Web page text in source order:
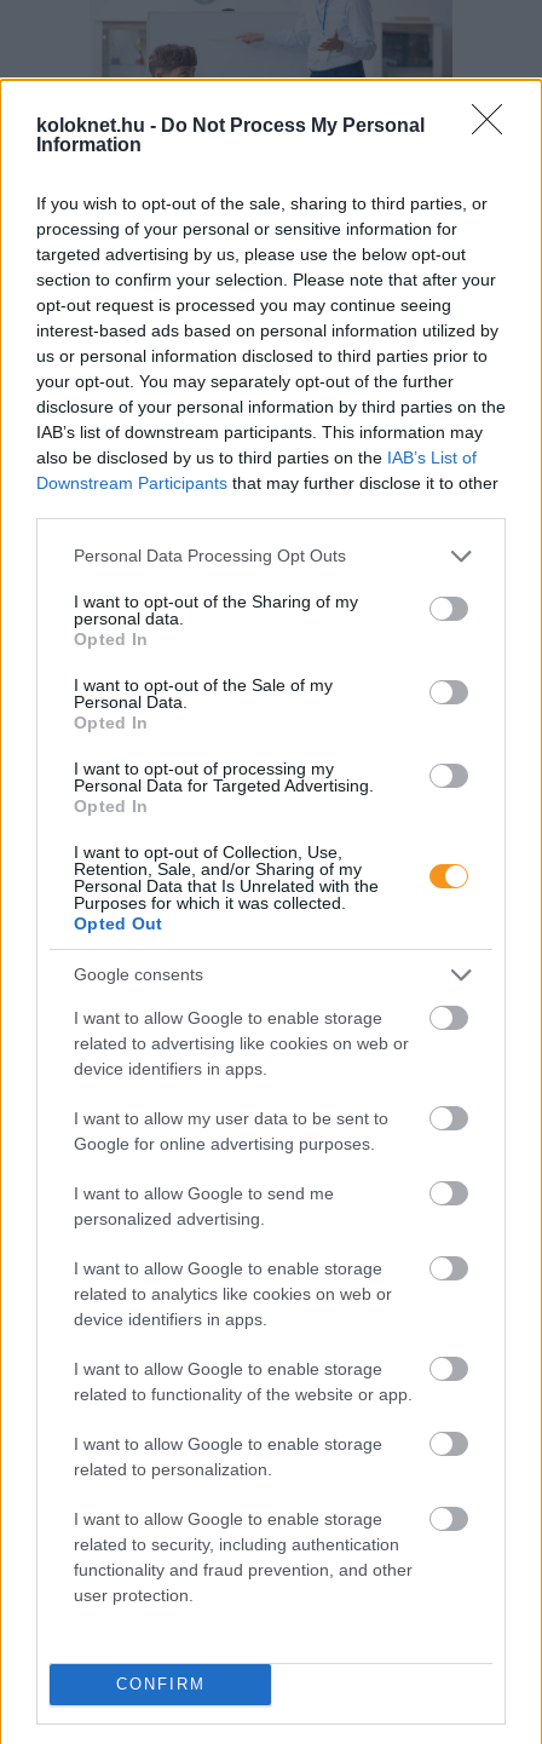
koloknet.hu - Do Not Process My Personal
Information
If you wish to opt-out of the sale, sharing to third parties, or
processing of your personal or sensitive information for
targeted advertising by us, please use the below opt-out
section to confirm your selection. Please note that after your
opt-out request is processed you may continue seeing
interest-based ads based on personal information utilized by
us or personal information disclosed to third parties prior to
your opt-out. You may separately opt-out of the further
disclosure of your personal information by third parties on the
IAB’s list of downstream participants. This information may
also be disclosed by us to third parties on the IAB’s List of
Downstream Participants that may further disclose it to other
Please note that this website/app uses one or more Google
not limited to your visit or usage behaviour. You may click to
grant or deny consent to Google and its third-party tags to
use your data for below specified purposes in below Google
consent section.
Personal Data Processing Opt Outs
I want to opt-out of the Sharing of my
personal data.
Opted In
I want to opt-out of the Sale of my
Personal Data.
Opted In
I want to opt-out of processing my
Personal Data for Targeted Advertising.
Opted In
I want to opt-out of Collection, Use,
Retention, Sale, and/or Sharing of my
Personal Data that Is Unrelated with the
Purposes for which it was collected.
Opted Out
Google consents
I want to allow Google to enable storage
related to advertising like cookies on web or
device identifiers in apps.
I want to allow my user data to be sent to
Google for online advertising purposes.
I want to allow Google to send me
personalized advertising.
I want to allow Google to enable storage
related to analytics like cookies on web or
device identifiers in apps.
I want to allow Google to enable storage
related to functionality of the website or app.
I want to allow Google to enable storage
related to personalization.
I want to allow Google to enable storage
related to security, including authentication
functionality and fraud prevention, and other
user protection.
CONFIRM
A szülők sokfélék, de abban legtöbben
egyetértenek: nem szeretnék, ha a tanár kiabálna
gyermekükkel az iskolában. Ám ha egy
pedagógusnak egyszerre több, mint húsz
gyermeket kell fegyelmeznie, segítség és korszerű
módszertani eszköztár nélkül könnyen
eszköztelennek érezheti magát, ennek pedig
gyakran a kiabálás a következménye.
Erre (is) kínál megoldást aPozitív Fegyelmezés az
módszertana, amelyet az elmúlt két
évben egy Erasmus+ partnerségi projekt keretében
próbáltak ki hat európai ország iskoláiban, a makói
Szignum Iskola
vezetésével.
Pelusos gyerek az oviban: Minden
pelenkás gyermeket fogadni? Milyen higiénés
szabályokat kötelező betartani a pelenkázó
helyiségben? Mi a helyzet az sni-s pelenkás
gyermekekkel, akiknél gyakrabban előfordulhat,
hogy a szobatisztasági gondok még fokozottabb
Folyton öntöget, gyúr és tapicskol?
10 szenzoros játék, amit imádni
fog az óvodás
Toronymagasan verte a mezőnyt:
ez lett a magyarok kedvenc